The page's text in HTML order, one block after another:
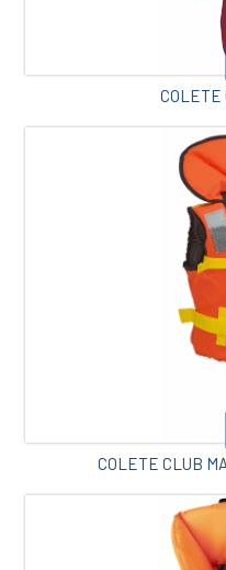
COLETE
COLETE CLUB